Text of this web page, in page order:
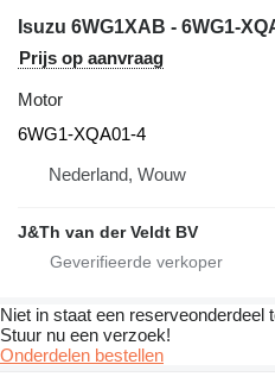
Prijs op aanvraag
Motor
6WG1-XQA01-4
Nederland, Wouw
J&Th van der Veldt BV
Niet in staat een reserveonderdeel
Stuur nu een verzoek!
Onderdelen bestellen